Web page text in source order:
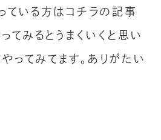
いる方はコチラの記事
てみるとうまくいくと思い
ってみてます。ありがたい